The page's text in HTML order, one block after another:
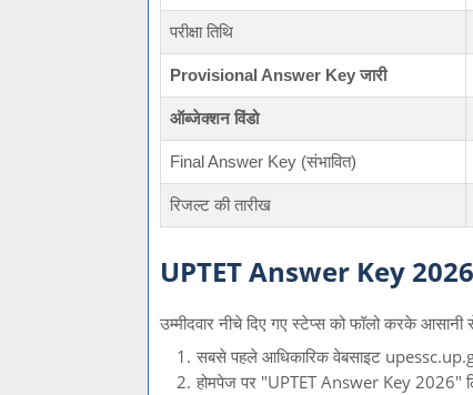
परीक्षा तिथि
Provisional Answer Key जारी
ऑब्जेक्शन विंडो
Final Answer Key (संभावित)
रिजल्ट की तारीख
UPTET Answer Key
उम्मीदवार नीचे दिए गए स्टेप्स को फॉलो करके
सबसे पहले आधिकारिक वेबसाइट
होमपेज पर "UPTET Answer Key 2026"